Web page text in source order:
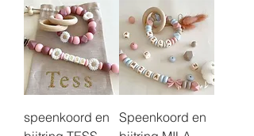
speenkoord en
Speenkoord en